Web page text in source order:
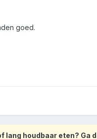
goed.
houdbaar eten? Ga